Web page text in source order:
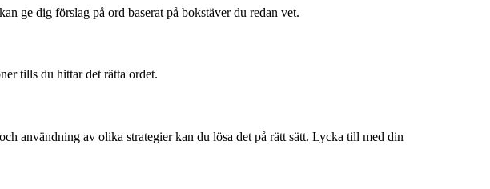
ge dig förslag på ord baserat på bokstäver du redan vet.
tills du hittar det rätta ordet.
användning av olika strategier kan du lösa det på rätt sätt. Lycka till med din